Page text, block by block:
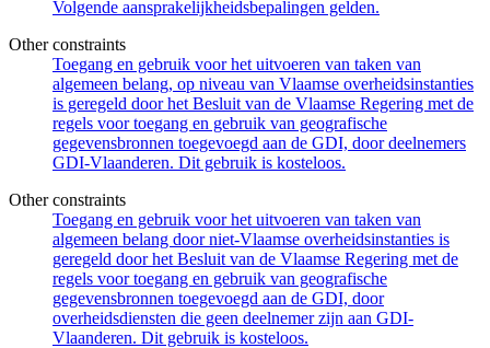
Volgende aansprakelijkheidsbepalingen gelden.
Other constraints
Toegang en gebruik voor het uitvoeren van taken van
algemeen belang, op niveau van Vlaamse overheidsinstanties
is geregeld door het Besluit van de Vlaamse Regering met de
regels voor toegang en gebruik van geografische
gegevensbronnen toegevoegd aan de GDI, door deelnemers
GDI-Vlaanderen. Dit gebruik is kosteloos.
Other constraints
Toegang en gebruik voor het uitvoeren van taken van
algemeen belang door niet-Vlaamse overheidsinstanties is
geregeld door het Besluit van de Vlaamse Regering met de
regels voor toegang en gebruik van geografische
gegevensbronnen toegevoegd aan de GDI, door
overheidsdiensten die geen deelnemer zijn aan GDI-
Vlaanderen. Dit gebruik is kosteloos.